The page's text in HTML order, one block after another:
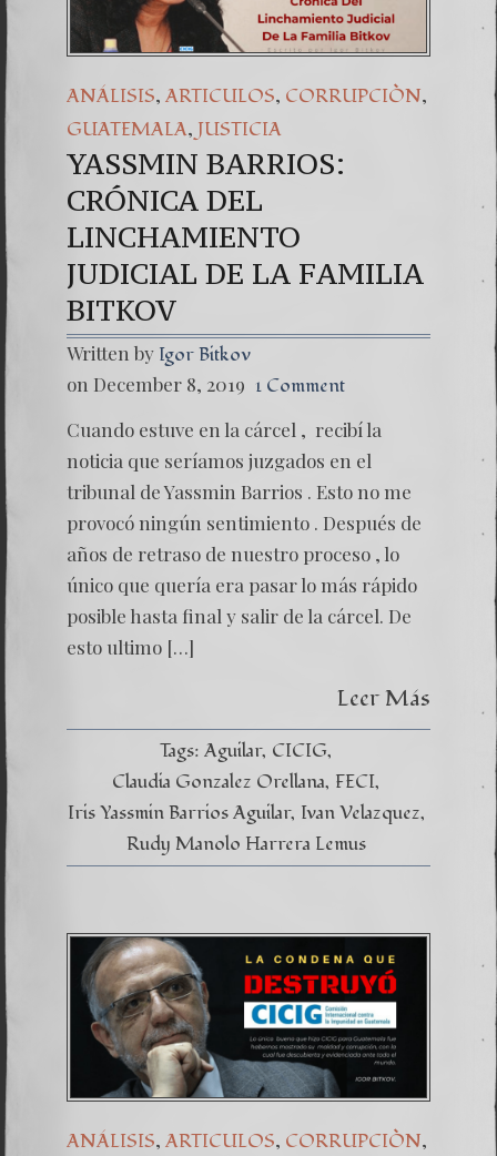
ANÁLISIS, ARTICULOS, CORRUPCIÒN,
GUATEMALA, JUSTICIA
YASSMIN BARRIOS:
CRÓNICA DEL
LINCHAMIENTO
JUDICIAL DE LA FAMILIA
BITKOV
Written by Igor Bitkov
on December 8, 2019 1 Comment
Cuando estuve en la cárcel , recibí la
noticia que seríamos juzgados en el
tribunal de Yassmin Barrios . Esto no me
provocó ningún sentimiento . Después de
años de retraso de nuestro proceso , lo
único que quería era pasar lo más rápido
posible hasta final y salir de la cárcel. De
esto ultimo […]
Leer Más
Tags: Aguilar CICIG
Claudia Gonzalez Orellana FECI
Iris Yassmin Barrios Aguilar Ivan Velazquez
Rudy Manolo Harrera Lemus
ANÁLISIS, ARTICULOS, CORRUPCIÒN,